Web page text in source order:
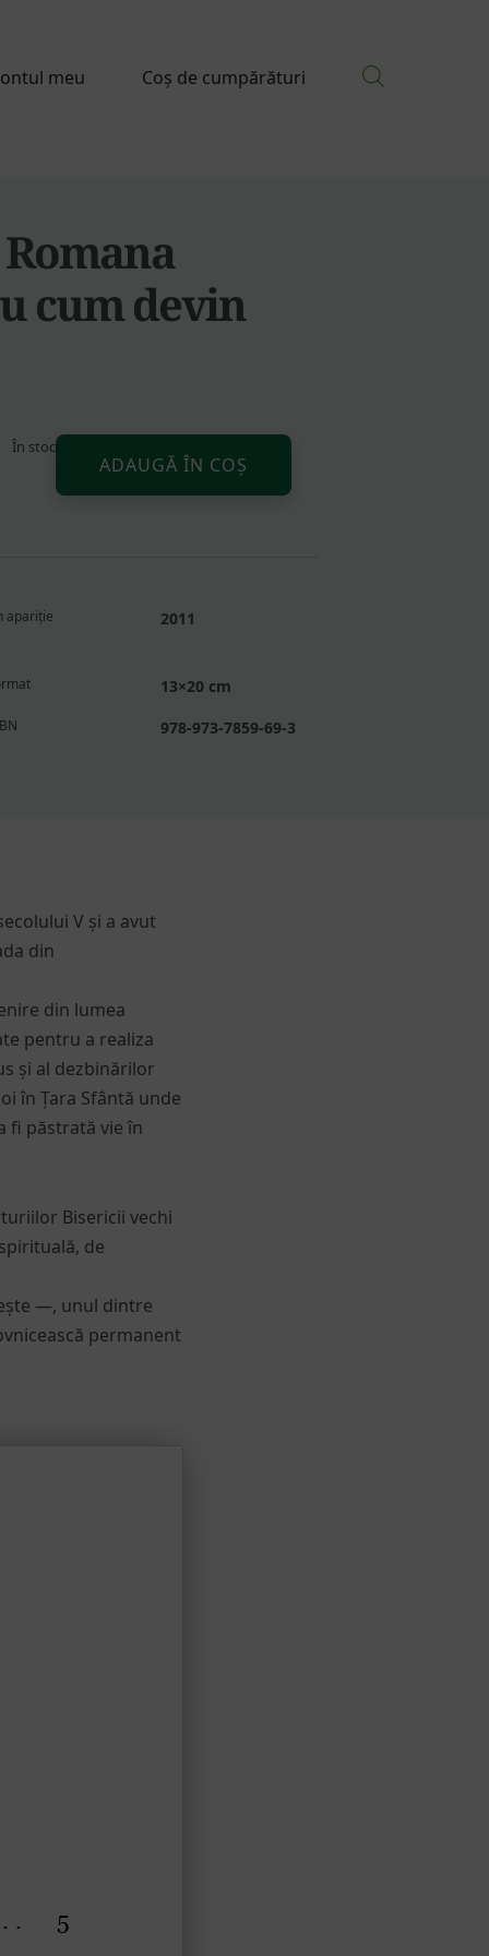
meu Coș de cumpărături
cum devin
În stocCantitate
Cuvioasa
Melania
ADAUGĂ ÎN COȘ
apariție 2011
13×20 cm
978-973-7859-69-3
V și a avut
din
din lumea
pentru a realiza
și al dezbinărilor
în Țara Sfântă unde
fi păstrată vie în
Bisericii vechi
de
—, unul dintre
permanent